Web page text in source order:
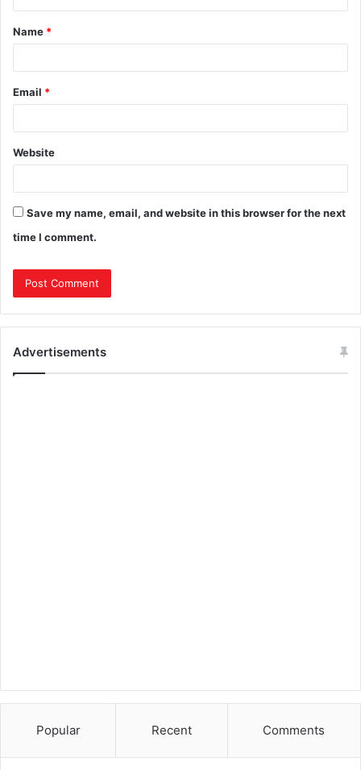
Name *
Email *
Website
Save my name, email, and website in this browser for the next
time I comment.
Advertisements
Popular Recent Comments